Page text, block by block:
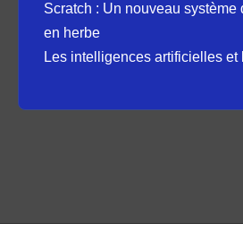
Scratch : Un nouveau
en herbe
Les intelligences artificielles